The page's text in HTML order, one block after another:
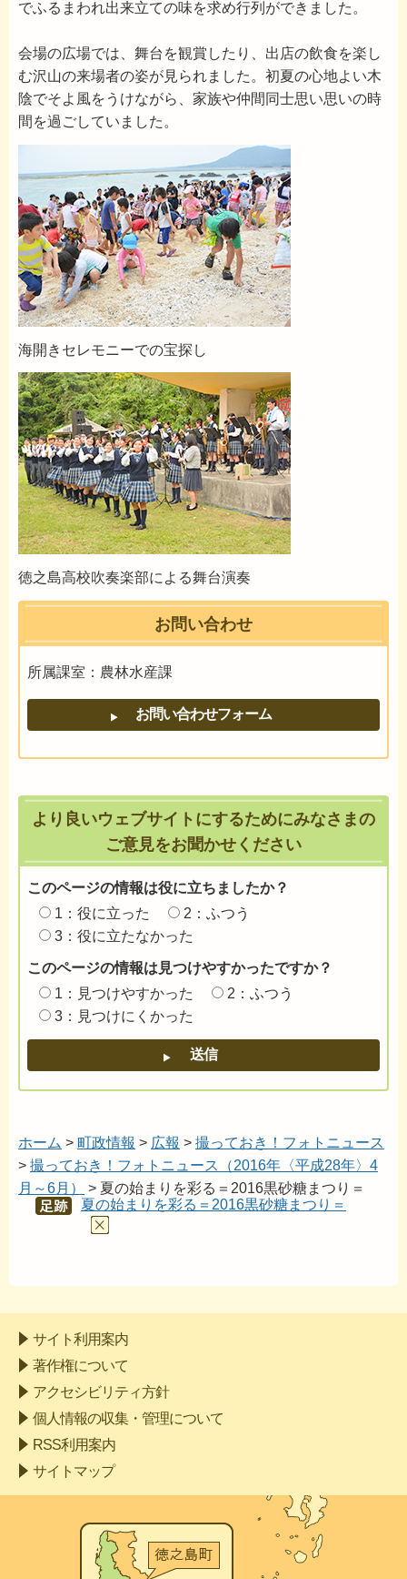
でふるまわれ出来立ての味を求め行列ができました。
会場の広場では、舞台を観賞したり、出店の飲食を楽し
む沢山の来場者の姿が見られました。初夏の心地よい木
陰でそよ風をうけながら、家族や仲間同士思い思いの時
間を過ごしていました。
海開きセレモニーでの宝探し
徳之島高校吹奏楽部による舞台演奏
お問い合わせ
所属課室：農林水産課
より良いウェブサイトにするためにみなさまの
ご意見をお聞かせください
このページの情報は役に立ちましたか？
1：役に立った
2：ふつう
3：役に立たなかった
このページの情報は見つけやすかったですか？
1：見つけやすかった
2：ふつう
3：見つけにくかった
ホーム > 町政情報 > 広報 > 撮っておき！フォトニュース
> 撮っておき！フォトニュース（2016年〈平成28年〉4
月～6月）
> 夏の始まりを彩る＝2016黒砂糖まつり＝
あし
夏の始まりを彩る＝2016黒砂糖まつり＝
サイト利用案内
著作権について
アクセシビリティ方針
個人情報の収集・管理について
RSS利用案内
サイトマップ